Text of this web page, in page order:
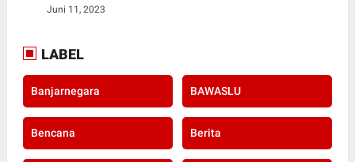
Juni 11, 2023
LABEL
Banjarnegara BAWASLU
Bencana Berita